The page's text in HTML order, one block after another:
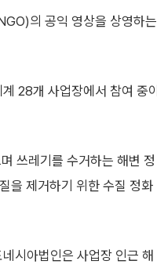
의 공익 영상을 상영하는
28개 사업장에서 참여 중이
쓰레기를 수거하는 해변 정
을 제거하기 위한 수질 정화
시아법인은 사업장 인근 해